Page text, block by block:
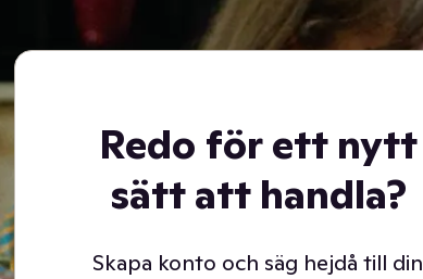
Redo för ett nytt
sätt att handla?
Skapa konto och säg hejdå till din